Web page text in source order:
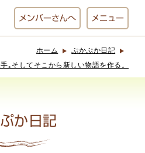
メンバーさんへ メニュー
ぷかぷか
ホーム
ぷかぷか日記
｡そしてそこから新しい物語を作る。
か日記